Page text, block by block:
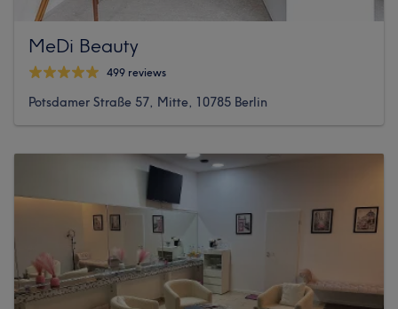
MeDi Beauty
499 reviews
Potsdamer Straße 57, Mitte, 10785 Berlin